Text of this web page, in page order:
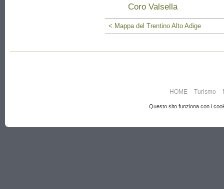
Coro Valsella
< Mappa del Trentino Alto Adige
HOME Turismo
Questo sito funziona con i